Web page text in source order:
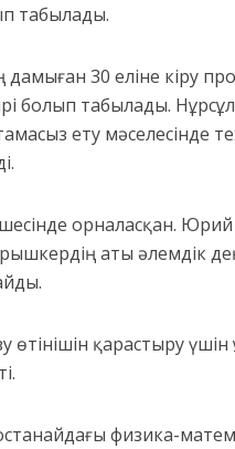
табылады.
30 еліне кіру
болып табылады.
ету мәселесінде
орналасқан. Юрий
аты әлемдік
өтінішін қарастыру
физика-